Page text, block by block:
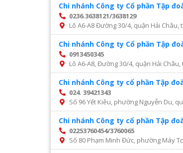
Chi nhánh Công ty Cổ phần Tập
0236.3638121/3638129
Lô A6-A8 Đường 30/4, quận Hải
Chi nhánh Công ty Cổ phần Tập
0913450345
Lô A6-A8, Đường 30/4, quận Hải
Chi nhánh Công ty cổ phần Tập
024. 39421343
Số 96 Yết Kiêu, phường Nguyễn Du,
Chi nhánh Công ty cổ phần Tập
02253760454/3760065
Số 80 Phạm Minh Đức, phường Máy